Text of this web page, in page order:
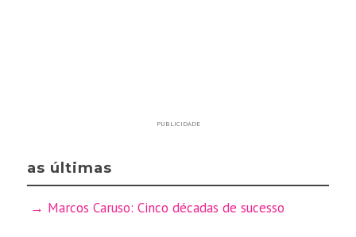
PUBLICIDADE
as últimas
Marcos Caruso: Cinco décadas de sucesso